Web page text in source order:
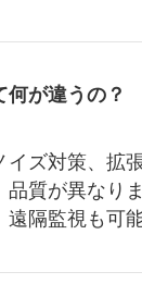
何が違うの？
イズ対策、拡
品質が異なり
隔監視も可能